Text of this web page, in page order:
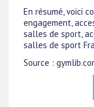
En résumé, voici
engagement,
salles de sport,
salles de sport
Source :